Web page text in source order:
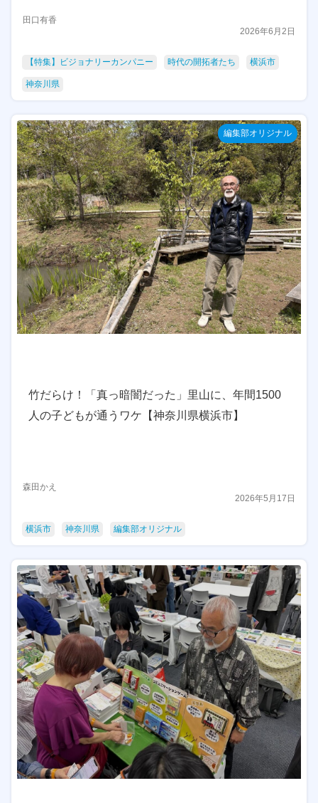
田口有香
2026年6月2日
【特集】ビジョナリーカンパニー 時代の開拓者たち 横浜市
神奈川県
編集部オリジナル
竹だらけ！「真っ暗闇だった」里山に、年間1500
人の子どもが通うワケ【神奈川県横浜市】
森田かえ
2026年5月17日
横浜市 神奈川県 編集部オリジナル